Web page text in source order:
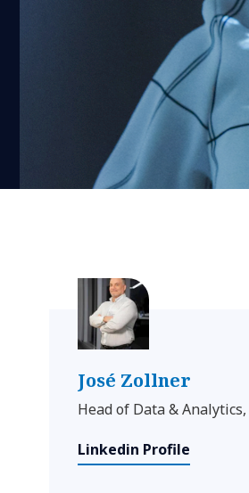
José Zollner
Head of Data &
Linkedin Profile